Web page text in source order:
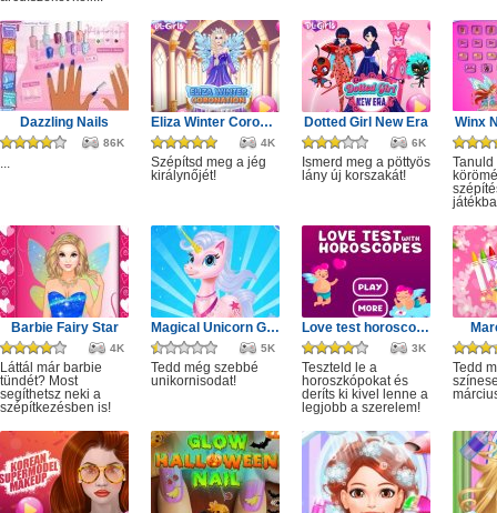
Dazzling Nails
86K
...
Eliza Winter Coronation
4K
Szépítsd meg a jég
királynőjét!
Dotted Girl New Era
6K
Ismerd meg a pöttyös
lány új korszakát!
Winx
Tanuld
Barbie Fairy Star
4K
Láttál már barbie
tündét? Most
segíthetsz neki a
szépítkezésben is!
Magical Unicorn Grooming World
5K
Tedd még szebbé
unikornisodat!
Love test horoscopes
3K
Teszteld le a
horoszkópokat és
deríts ki kivel lenne a
legjobb a szerelem!
Tedd